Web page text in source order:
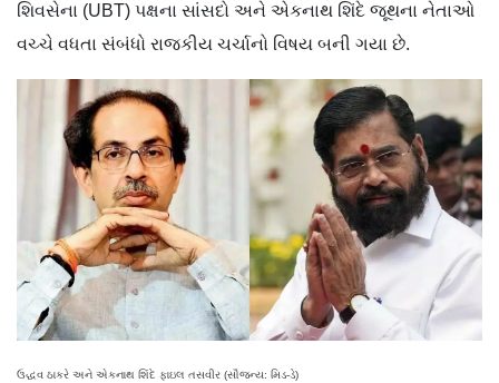
શિવસેના (UBT) પક્ષના સાંસદો અને એકનાથ શિંદે જૂથના નેતાઓ
વચ્ચે વધતા સંબંધો રાજકીય ચર્ચાનો વિષય બની ગયા છે.
ઉદ્ધવ ઠાકરે અને એકનાથ શિંદે ફાઇલ તસવીર (સૌજન્ય: મિડ-ડે)